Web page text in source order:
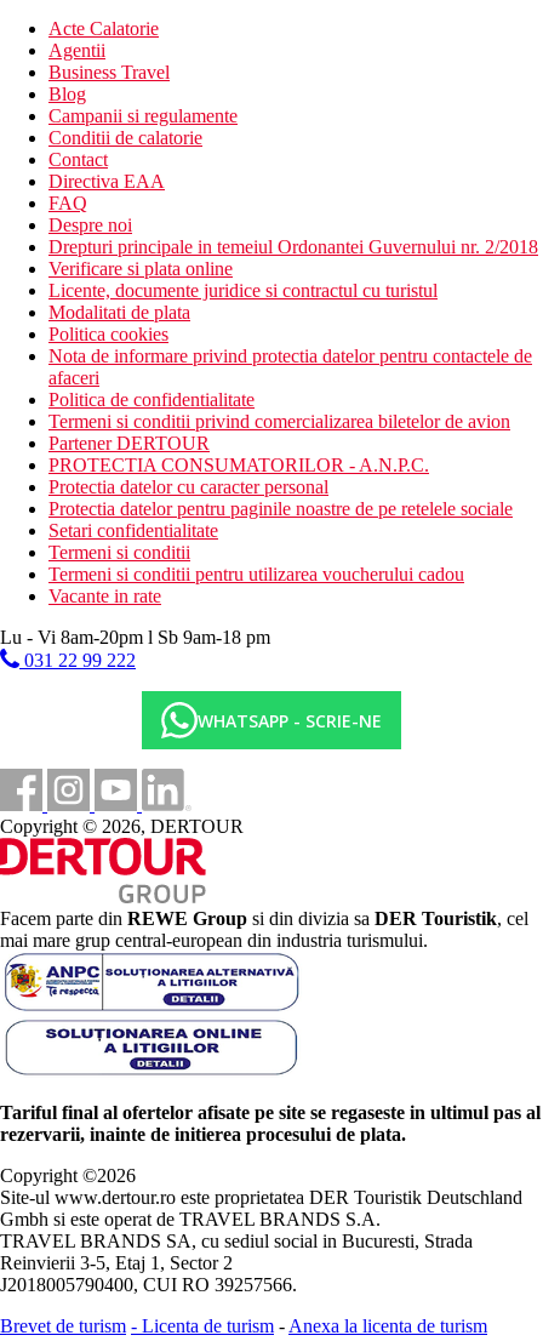
Acte Calatorie
Agentii
Business Travel
Blog
Campanii si regulamente
Conditii de calatorie
Contact
Directiva EAA
FAQ
Despre noi
Drepturi principale in temeiul Ordonantei Guvernului nr. 2/2018
Verificare si plata online
Licente, documente juridice si contractul cu turistul
Modalitati de plata
Politica cookies
Nota de informare privind protectia datelor pentru contactele de
afaceri
Politica de confidentialitate
Termeni si conditii privind comercializarea biletelor de avion
Partener DERTOUR
PROTECTIA CONSUMATORILOR - A.N.P.C.
Protectia datelor cu caracter personal
Protectia datelor pentru paginile noastre de pe retelele sociale
Setari confidentialitate
Termeni si conditii
Termeni si conditii pentru utilizarea voucherului cadou
Vacante in rate
Lu - Vi 8am-20pm l Sb 9am-18 pm
031 22 99 222
WHATSAPP - SCRIE-NE
Copyright © 2026, DERTOUR
Facem parte din REWE Group si din divizia sa DER Touristik, cel
mai mare grup central-european din industria turismului.
Tariful final al ofertelor afisate pe site se regaseste in ultimul pas al
rezervarii, inainte de initierea procesului de plata.
Copyright ©2026
Site-ul www.dertour.ro este proprietatea DER Touristik Deutschland
Gmbh si este operat de TRAVEL BRANDS S.A.
TRAVEL BRANDS SA, cu sediul social in Bucuresti, Strada
Reinvierii 3-5, Etaj 1, Sector 2
J2018005790400, CUI RO 39257566.
Brevet de turism - Licenta de turism - Anexa la licenta de turism